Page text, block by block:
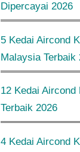
Dipercayai 2026
5 Kedai Aircond
Malaysia Terbaik
12 Kedai
Terbaik 2026
4 Kedai Aircond